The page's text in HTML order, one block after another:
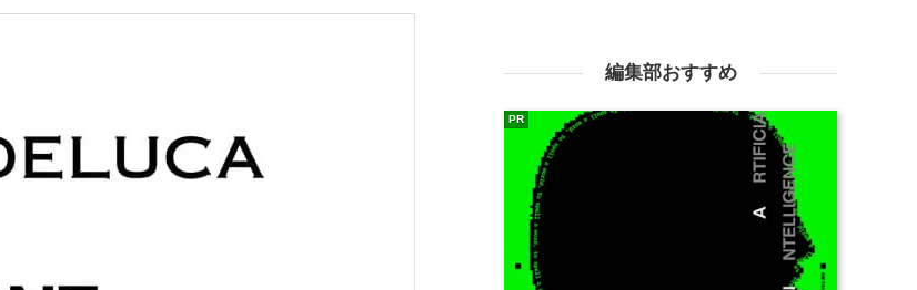
編集部おすすめ
PR